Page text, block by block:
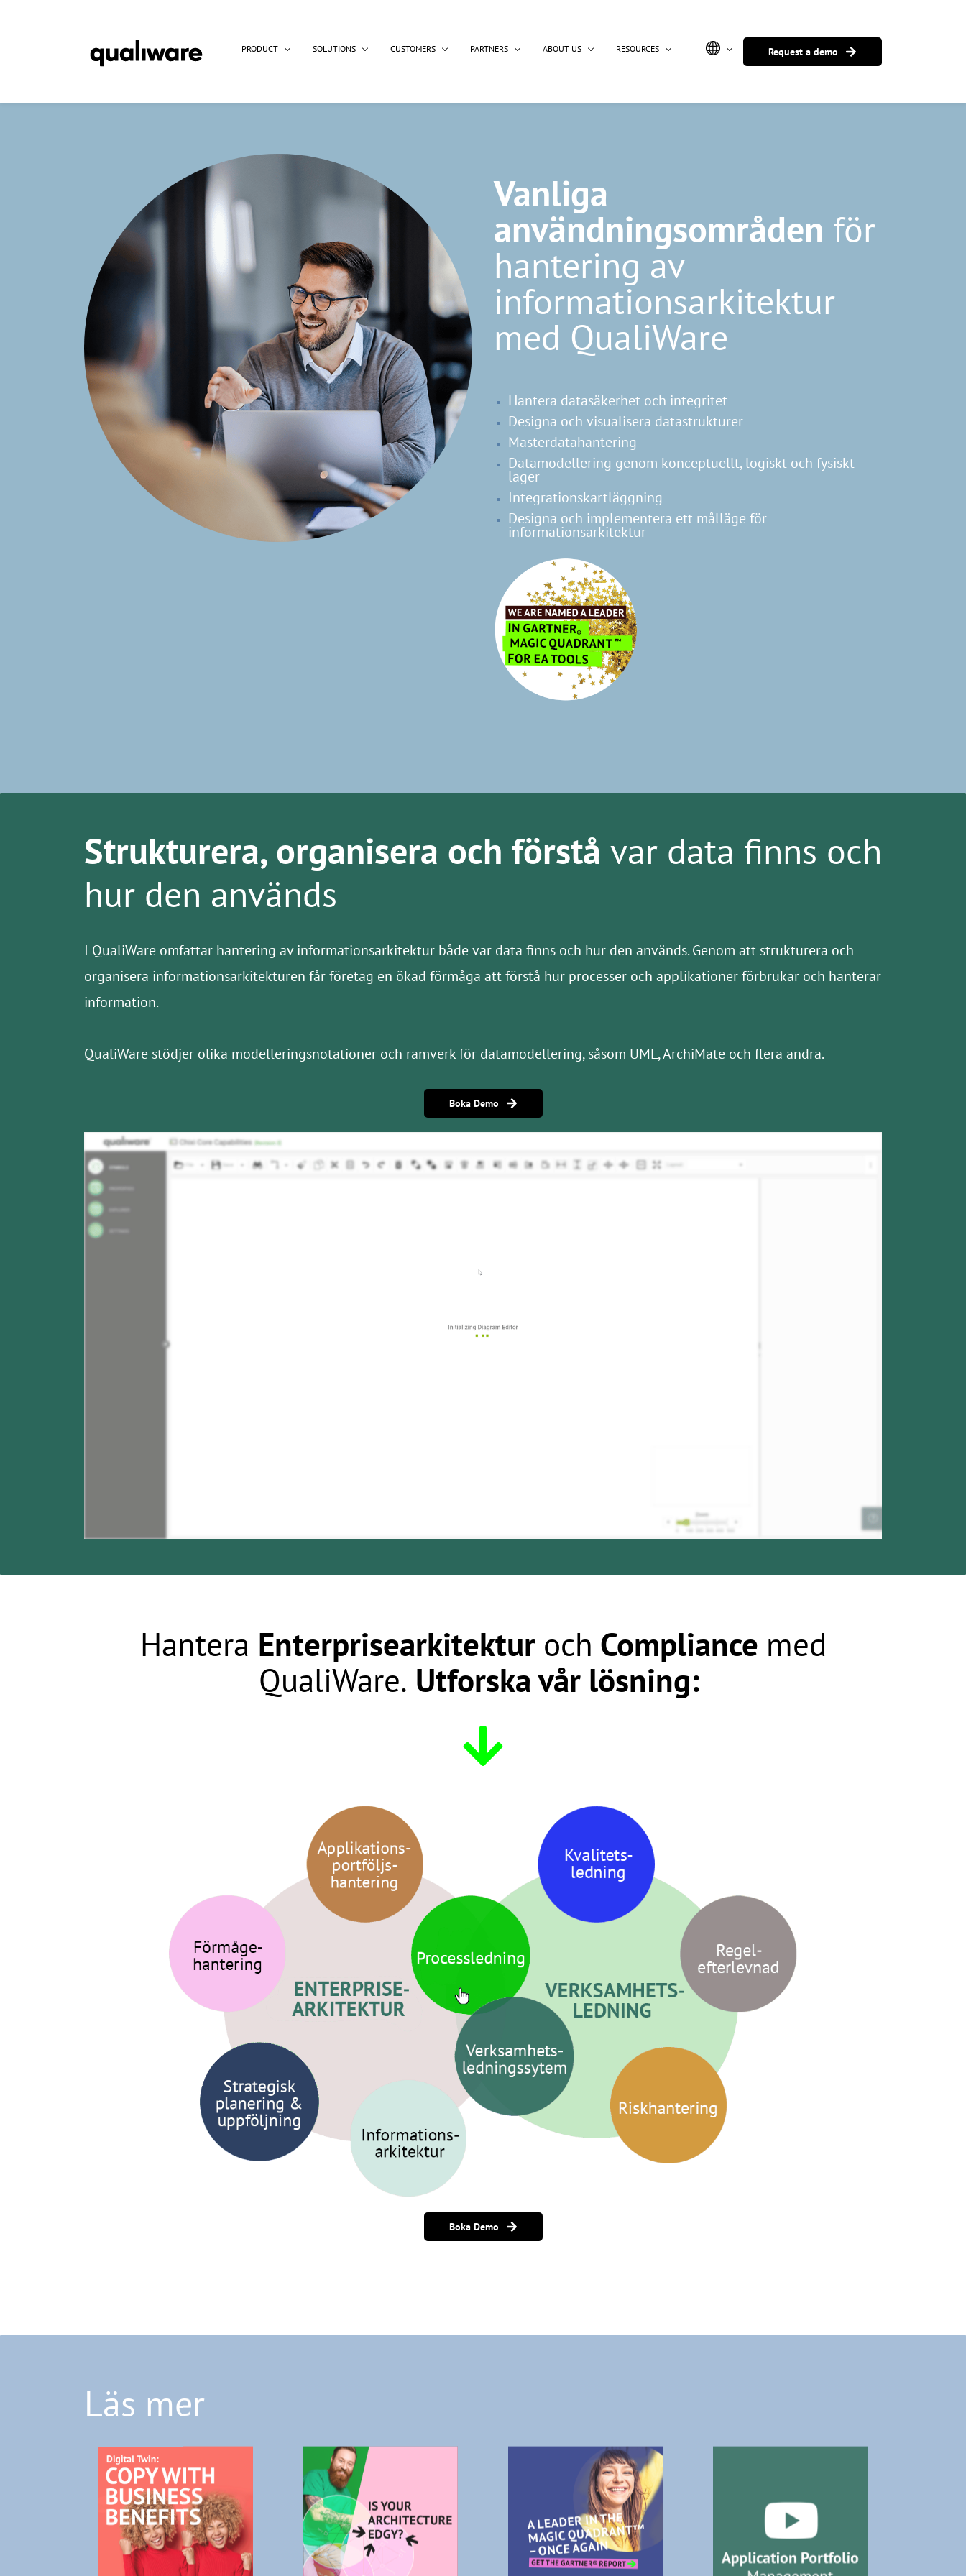
PRODUCT SOLUTIONS CUSTOMERS PARTNERS ABOUT US RESOURCES Request a demo
Vanliga
användningsområden för
hantering av
informationsarkitektur
med QualiWare
Hantera datasäkerhet och integritet
Designa och visualisera datastrukturer
Masterdatahantering
Datamodellering genom konceptuellt, logiskt och fysiskt
lager
Integrationskartläggning
Designa och implementera ett målläge för
informationsarkitektur
Strukturera, organisera och förstå var data finns och
hur den används
I QualiWare omfattar hantering av informationsarkitektur både var data finns och hur den används. Genom att strukturera och
organisera informationsarkitekturen får företag en ökad förmåga att förstå hur processer och applikationer förbrukar och hanterar
information.
QualiWare stödjer olika modelleringsnotationer och ramverk för datamodellering, såsom UML, ArchiMate och flera andra.
Boka Demo
Hantera Enterprisearkitektur och Compliance med
QualiWare. Utforska vår lösning:
Boka Demo
Läs mer
DIGITALA TVILLINGAR AV
EDGY GARTNER-RAPPORTER VIDEO:APPLIKATIONS-